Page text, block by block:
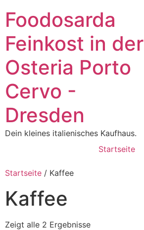
Foodosarda
Feinkost in der
Osteria Porto
Cervo -
Dresden
Dein kleines italienisches Kaufhaus.
Startseite
Startseite / Kaffee
Kaffee
Zeigt alle 2 Ergebnisse